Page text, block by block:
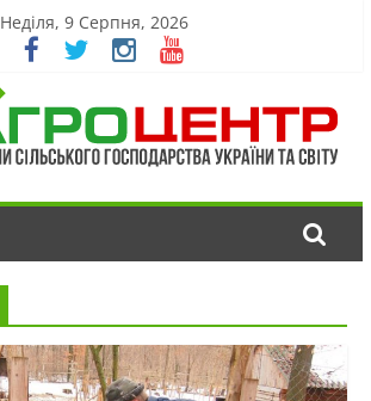
Неділя, 9 Серпня, 2026